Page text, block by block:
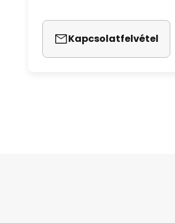
Kapcsolatfelvétel